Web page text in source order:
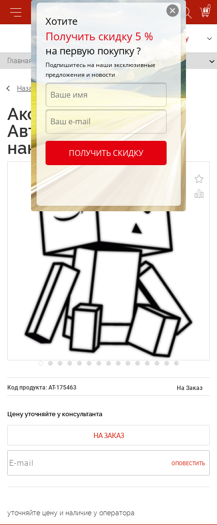
0
Позвонить Заказать услугу
Главная / Автомобильная наклейка "Danbo"
Назад
Аксессуары
Автомобильная
наклейка "Danbo"
Код продукта: AT-175463 На Заказ
Цену уточняйте у консультанта
НА ЗАКАЗ
ОПОВЕСТИТЬ
уточняйте цену и наличие у оператора
Хотите
Получить скидку 5 %
на первую покупку ?
Подпишитесь на наши эксклюзивные
предложения и новости
ПОЛУЧИТЬ СКИДКУ